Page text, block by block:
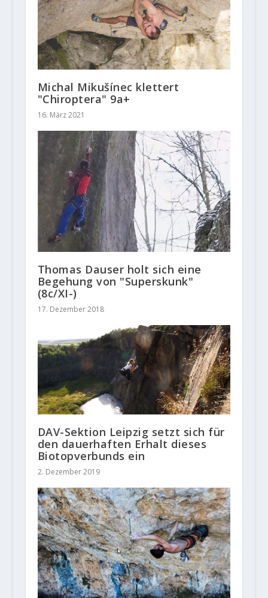
Michal Mikušínec klettert
"Chiroptera" 9a+
16. März 2021
Thomas Dauser holt sich eine
Begehung von "Superskunk"
(8c/XI-)
17. Dezember 2018
DAV-Sektion Leipzig setzt sich für
den dauerhaften Erhalt dieses
Biotopverbunds ein
2. Dezember 2019